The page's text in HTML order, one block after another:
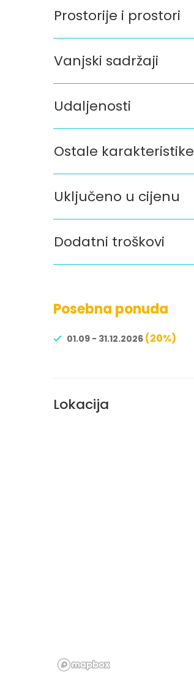
Prostorije i prostori
Vanjski sadržaji
Udaljenosti
Ostale karakteristike
Uključeno u cijenu
Dodatni troškovi
Posebna ponuda
01.09 - 31.12.2026 (20%)
Lokacija